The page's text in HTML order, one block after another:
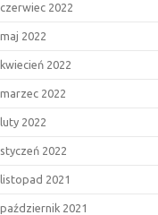
czerwiec 2022
maj 2022
kwiecień 2022
marzec 2022
luty 2022
styczeń 2022
listopad 2021
październik 2021